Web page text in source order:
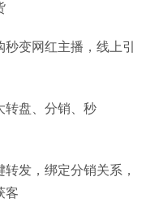
变网红主播，线上引
转盘、分销、秒
发，绑定分销关系，
客